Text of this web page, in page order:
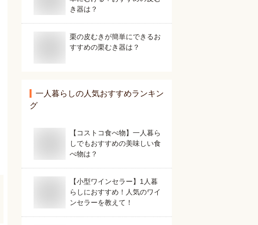
き器は？
栗の皮むきが簡単にできるお
すすめの栗むき器は？
一人暮らしの人気おすすめランキン
グ
【コストコ食べ物】一人暮ら
しでもおすすめの美味しい食
べ物は？
【小型ワインセラー】1人暮
らしにおすすめ！人気のワイ
ンセラーを教えて！